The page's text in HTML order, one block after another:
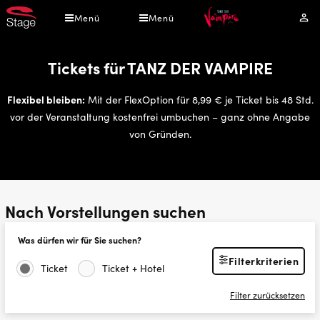
Direkt
zum
Menü Menü
Tickets für TANZ DER VAMPIRE
Flexibel bleiben: Mit der FlexOption für 8,99 € je Ticket bis 48 Std.
vor der Veranstaltung kostenfrei umbuchen – ganz ohne Angabe
von Gründen.
Nach Vorstellungen suchen
Was dürfen wir für Sie suchen?
Ticket Ticket + Hotel
Filterkriterien
Filter zurücksetzen